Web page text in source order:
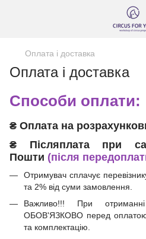
Оплата і доставка
Оплата і доставка
Способи оплати:
₴ Оплата на
₴ Післяплата при
Пошти (після
Отримувач сплачує
та 2% від суми замовлення.
Важливо!!! При
ОБОВ'ЯЗКОВО перед оплатою
та комплектацію.